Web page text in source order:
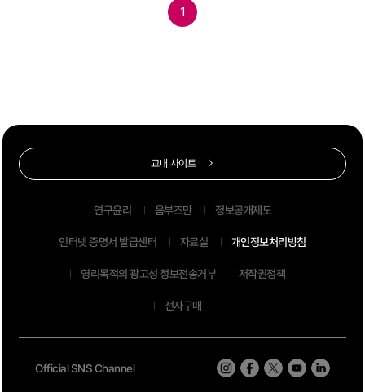
1
Official SNS Channel
연구윤리 옴부즈만 정보공개제도
인터넷 증명서 발급센터 자료실 개인정보처리방침
영리목적의 광고성 정보전송거부 저작권정책
전자구매
교내 사이트